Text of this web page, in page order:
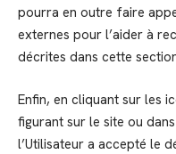
pourra en outre faire
externes pour l’aider à
décrites dans cette
Enfin, en cliquant sur les
figurant sur le site ou
l’Utilisateur a accepté le